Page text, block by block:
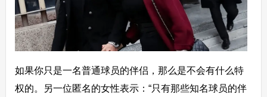
如果你只是一名普通球员的伴侣，那么是不会有什么特
权的。另一位匿名的女性表示：“只有那些知名球员的伴